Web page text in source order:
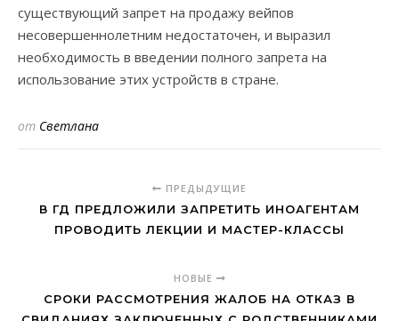
существующий запрет на продажу вейпов
несовершеннолетним недостаточен, и выразил
необходимость в введении полного запрета на
использование этих устройств в стране.
от Светлана
ПРЕДЫДУЩИЕ
В ГД ПРЕДЛОЖИЛИ ЗАПРЕТИТЬ ИНОАГЕНТАМ
ПРОВОДИТЬ ЛЕКЦИИ И МАСТЕР-КЛАССЫ
НОВЫЕ
СРОКИ РАССМОТРЕНИЯ ЖАЛОБ НА ОТКАЗ В